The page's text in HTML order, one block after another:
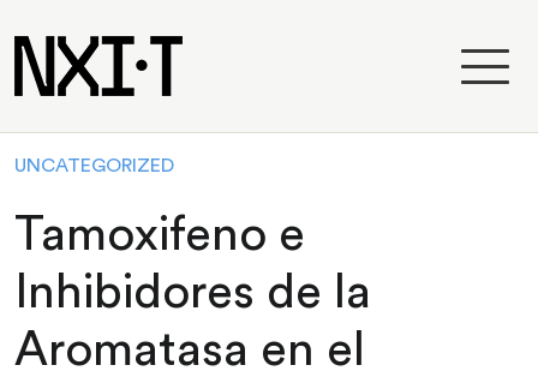
UNCATEGORIZED
Tamoxifeno e
Inhibidores de la
Aromatasa en el